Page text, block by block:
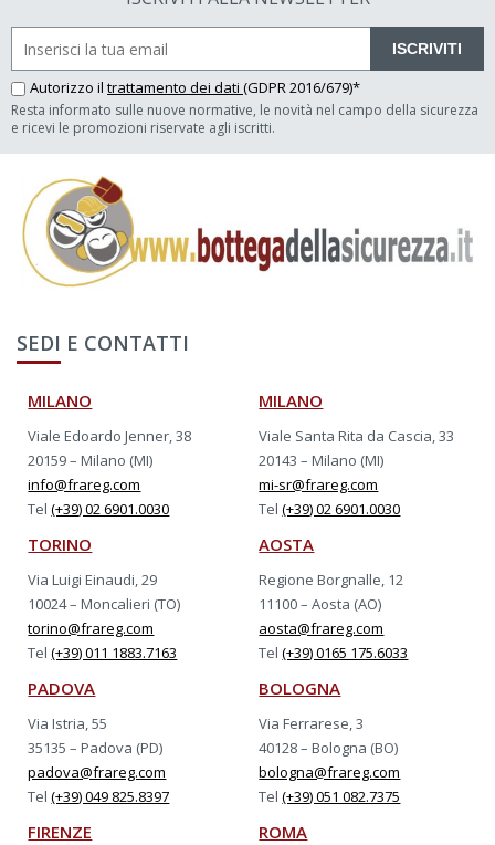
ISCRIVITI
Autorizzo il trattamento dei dati (GDPR 2016/679)*
Resta informato sulle nuove normative, le novità nel campo della sicurezza
e ricevi le promozioni riservate agli iscritti.
SEDI E CONTATTI
MILANO
Viale Edoardo Jenner, 38
20159 – Milano (MI)
info@frareg.com
Tel(+39) 02 6901.0030
MILANO
Viale Santa Rita da Cascia, 33
20143 – Milano (MI)
mi-sr@frareg.com
Tel(+39) 02 6901.0030
TORINO
Via Luigi Einaudi, 29
10024 – Moncalieri (TO)
torino@frareg.com
Tel(+39) 011 1883.7163
AOSTA
Regione Borgnalle, 12
11100 – Aosta (AO)
aosta@frareg.com
Tel(+39) 0165 175.6033
PADOVA
Via Istria, 55
35135 – Padova (PD)
padova@frareg.com
Tel(+39) 049 825.8397
BOLOGNA
Via Ferrarese, 3
40128 – Bologna (BO)
bologna@frareg.com
Tel(+39) 051 082.7375
FIRENZE ROMA